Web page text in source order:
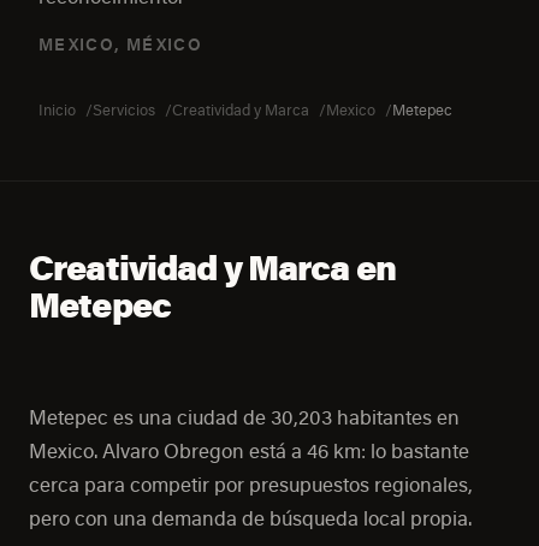
MEXICO, MÉXICO
Inicio Servicios Creatividad y Marca Mexico Metepec
Creatividad y Marca en
Metepec
Metepec es una ciudad de 30,203 habitantes en
Mexico. Alvaro Obregon está a 46 km: lo bastante
cerca para competir por presupuestos regionales,
pero con una demanda de búsqueda local propia.